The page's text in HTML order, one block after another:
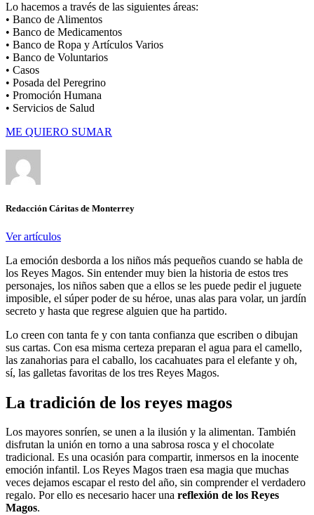
Lo hacemos a través de las siguientes áreas:
• Banco de Alimentos
• Banco de Medicamentos
• Banco de Ropa y Artículos Varios
• Banco de Voluntarios
• Casos
• Posada del Peregrino
• Promoción Humana
• Servicios de Salud
ME QUIERO SUMAR
Redacción Cáritas de Monterrey
Ver artículos
La emoción desborda a los niños más pequeños cuando se habla de
los Reyes Magos. Sin entender muy bien la historia de estos tres
personajes, los niños saben que a ellos se les puede pedir el juguete
imposible, el súper poder de su héroe, unas alas para volar, un jardín
secreto y hasta que regrese alguien que ha partido.
Lo creen con tanta fe y con tanta confianza que escriben o dibujan
sus cartas. Con esa misma certeza preparan el agua para el camello,
las zanahorias para el caballo, los cacahuates para el elefante y oh,
sí, las galletas favoritas de los tres Reyes Magos.
La tradición de los reyes magos
Los mayores sonríen, se unen a la ilusión y la alimentan. También
disfrutan la unión en torno a una sabrosa rosca y el chocolate
tradicional. Es una ocasión para compartir, inmersos en la inocente
emoción infantil. Los Reyes Magos traen esa magia que muchas
veces dejamos escapar el resto del año, sin comprender el verdadero
regalo. Por ello es necesario hacer una reflexión de los Reyes
Magos.